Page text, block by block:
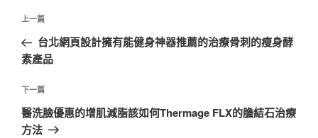
文
導
覽
上
一
篇
章
上一篇
台北網頁設計擁有能健身神器推薦的治療骨刺的瘦身酵
素產品
下
一
篇
下一篇
醫洗臉優惠的增肌減脂該如何Thermage FLX的膽結石治療
方法